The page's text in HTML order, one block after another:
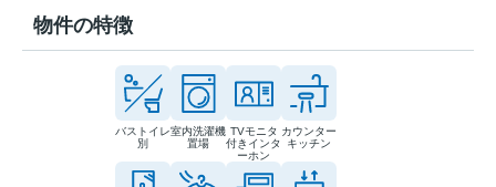
物件の特徴
バストイレ
別
室内洗濯機
置場
TVモニタ
付きインタ
ーホン
カウンター
キッチン